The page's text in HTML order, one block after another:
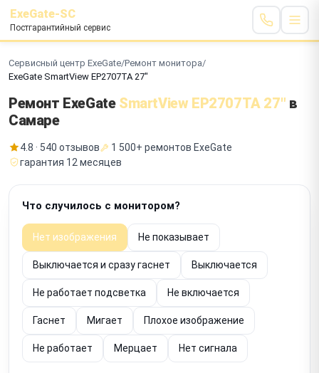
ExeGate-SC
Постгарантийный сервис
Сервисный центр ExeGate/Ремонт монитора/
ExeGate SmartView EP2707TA 27"
Ремонт ExeGate SmartView EP2707TA 27" в
Самаре
4.8 · 540 отзывов
1 500+ ремонтов ExeGate
гарантия 12 месяцев
Что случилось с монитором?
Нет изображения Не показывает
Выключается и сразу гаснет Выключается
Не работает подсветка Не включается
Гаснет Мигает Плохое изображение
Не работает Мерцает Нет сигнала